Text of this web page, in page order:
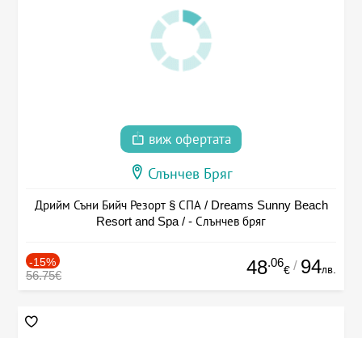
виж офертата
Слънчев Бряг
Дрийм Съни Бийч Резорт § СПА / Dreams Sunny Beach
Resort and Spa / - Слънчев бряг
-15%
56.75€ 48.06
€ / 94лв.